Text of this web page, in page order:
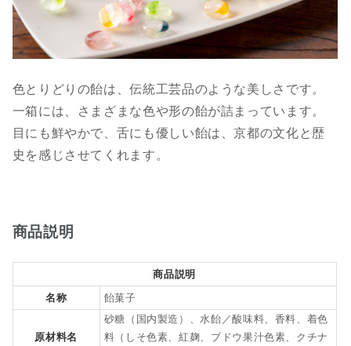
色とりどりの飴は、伝統工芸品のような美しさです。
一箱には、さまざまな色や形の飴が詰まっています。
目にも鮮やかで、舌にも優しい飴は、京都の文化と歴
史を感じさせてくれます。
商品説明
商品説明
名称
飴菓子
原材料名
砂糖（国内製造）、水飴／酸味料、香料、着色
料（しそ色素、紅麹、ブドウ果汁色素、クチナ